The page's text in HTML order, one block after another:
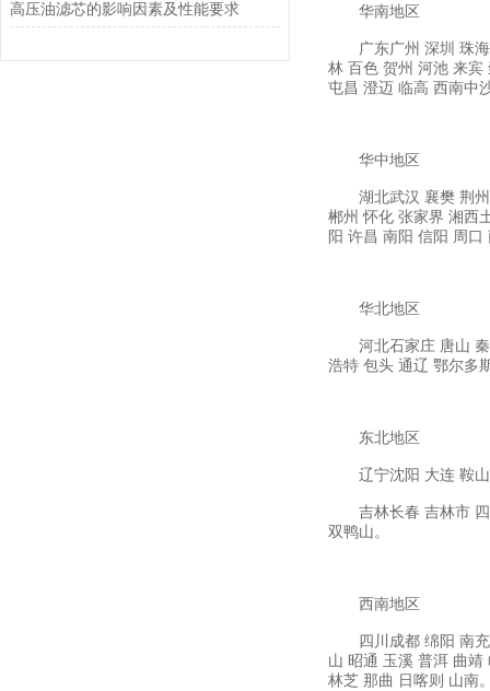
高压油滤芯的影响因素及性能要求 华南地区
广东广州 深圳 珠海
林 百色 贺州 河池 来宾
屯昌 澄迈 临高 西南中
华中地区
湖北武汉 襄樊 荆州
郴州 怀化 张家界 湘西
阳 许昌 南阳 信阳 周口
华北地区
河北石家庄 唐山
浩特 包头 通辽 鄂尔多
东北地区
辽宁沈阳 大连 鞍山
吉林长春 吉林市
双鸭山。
西南地区
四川成都 绵阳 南充
山 昭通 玉溪 普洱 曲靖
林芝 那曲 日喀则 山南